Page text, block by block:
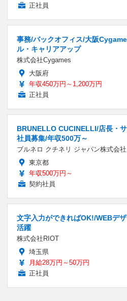
正社員
事務/バックオフィス/大阪
ル・キャリアアップ
株式会社Cygames
大阪府
年収450万円～1,200万円
正社員
BRUNELLO CUCINELLI/店長・
社員募集/年収500万～
ブルネロ クチネリ ジャパン株式会社
東京都
年収500万円～
契約社員
文字入力ができればOK!/WEBデ
活躍
株式会社RIOT
埼玉県
月給28万円～50万円
正社員